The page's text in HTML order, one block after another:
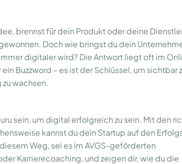
brennst für dein Produkt oder deine
Doch wie bringst du dein
digitaler wird? Die Antwort liegt oft im
Buzzword – es ist der Schlüssel, um sichtbar
wachsen.
sein, um digital erfolgreich zu sein. Mit den
kannst du dein Startup auf den
Weg, sei es im AVGS-geförderten
Karrierecoaching, und zeigen dir, wie du die